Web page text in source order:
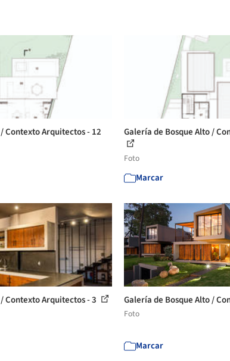
Contexto Arquitectos - 12 Galería de Bosque Alto /
Foto
Marcar
Contexto Arquitectos - 3 Galería de Bosque Alto /
Foto
Marcar